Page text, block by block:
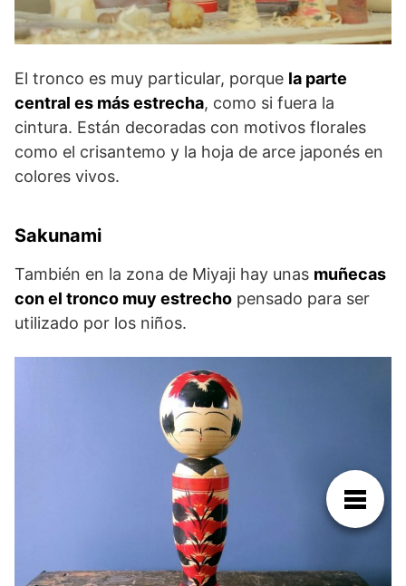
El tronco es muy particular, porque la parte
central es más estrecha, como si fuera la
cintura. Están decoradas con motivos florales
como el crisantemo y la hoja de arce japonés en
colores vivos.
Sakunami
También en la zona de Miyaji hay unas muñecas
con el tronco muy estrecho pensado para ser
utilizado por los niños.